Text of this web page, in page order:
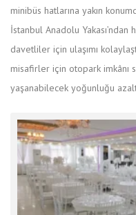
minibüs hatlarına yakın
İstanbul Anadolu
davetliler için ulaşımı
misafirler için otopark imkânı
yaşanabilecek yoğunluğu